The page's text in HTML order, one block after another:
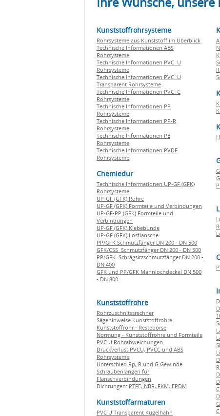
Kunststoffrohrsysteme
Rohrsysteme aus Kunststoff im Überblick
Technische Informationen ABS
Rohrsysteme
Technische Informationen PVC U
Rohrsysteme
Technische Informationen PVC U
Transparent Rohrsysteme
Technische Informationen PVC C
Rohrsysteme
Technische Informationen PP
Rohrsysteme
Technische Informationen PP-R
Rohrsysteme
Technische Informationen PE
Rohrsysteme
Technische Informationen PVDF
Rohrsysteme
Chemiedur
Technische Informationen UP-GF (GFK)
Rohrsysteme
UP-GF (GFK) Rohre
UP-GF (GFK) Formteile und Verbindungen
UP-GF-PP (GFK) Formteile und
Verbindungen
UP-GF (GFK) Klebebunde
UP-GF (GFK) Losflansche
PP/GFK Schmutzfänger DN 200 - DN 500
GFK/CSS Schmutzfänger DN 200 - DN 500
PP/GFK Schrägsitzschmutzfänger DN 200 -
DN 400
GFK und PP/GFK Mannlochdeckel DN 500
- DN 800
Kunststoffrohre
Rohrzuschnitssrechner
Sägehinweise Kunststoffrohre
Kunststoffrohr - Restebörse
Normung - Kunststoffrohre und Formteile
PVC U Rohrabweichungen
Druckverlust PVCU, PVCC und ABS
Rohrsysteme
Unterschied Rp, R und G Gewinde
Schraubenlängen für
Flanschverbindungen
Dichtungen: PTFE, NBR, FKM, EPDM
Kunststoffarmaturen
PVC U Transparent Kugelhahn